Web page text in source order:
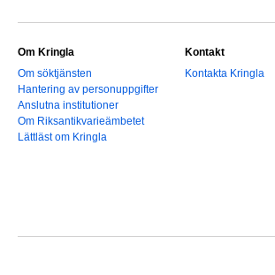
Om Kringla
Om söktjänsten
Hantering av personuppgifter
Anslutna institutioner
Om Riksantikvarieämbetet
Lättläst om Kringla
Kontakt
Kontakta Kringla